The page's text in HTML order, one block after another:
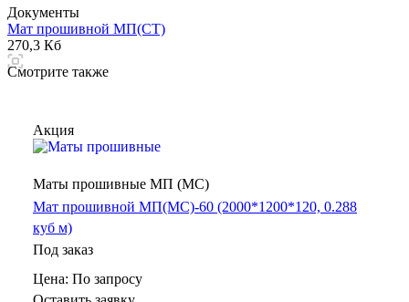
Документы
Мат прошивной МП(СТ)
270,3 Кб
Смотрите также
Акция
Маты прошивные МП (МС)
Мат прошивной МП(МС)-60 (2000*1200*120, 0.288
куб м)
Под заказ
Цена: По запросу